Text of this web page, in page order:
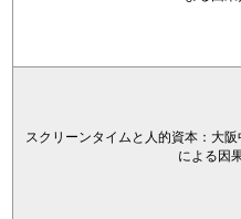
スクリーンタイムと人的資本：大
による因